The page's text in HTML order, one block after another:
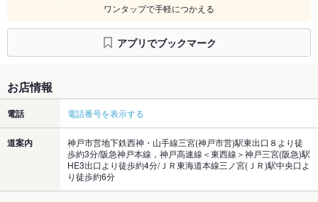
ワンタップで手軽につかえる
アプリでブックマーク
お店情報
電話 電話番号を表示する
道案内
神戸市営地下鉄西神・山手線三宮(神戸市営)駅東出口８より徒
歩約3分/阪急神戸本線，神戸高速線＜東西線＞神戸三宮(阪急)駅
HE3出口より徒歩約4分/ＪＲ東海道本線三ノ宮(ＪＲ)駅中央口よ
り徒歩約6分